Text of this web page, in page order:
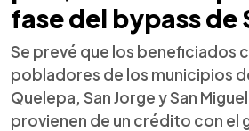
fase del bypass de
Se prevé que los beneficiados
pobladores de los municipios
Quelepa, San Jorge y San
provienen de un crédito con el